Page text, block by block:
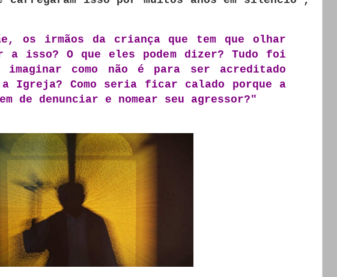
os irmãos da criança que tem que olhar
a isso? O que eles podem dizer? Tudo foi
imaginar como não é para ser acreditado
Igreja? Como seria ficar calado porque a
de denunciar e nomear seu agressor?"